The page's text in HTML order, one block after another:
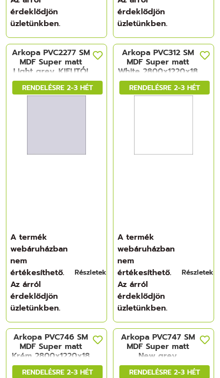
érdeklődjön
üzletünkben.
érdeklődjön
üzletünkben.
RENDELÉSRE 2-3 HÉT
Arkopa PVC2277 SM
MDF Super matt
Light grey_KIFUTÓ!
2800x1220x18 mm
A termék
webáruházban
nem
értékesíthető.
Az árról
érdeklődjön
üzletünkben.
Részletek
RENDELÉSRE 2-3 HÉT
Arkopa PVC312 SM
MDF Super matt
White 2800x1220x18
mm
A termék
webáruházban
nem
értékesíthető.
Az árról
érdeklődjön
üzletünkben.
Részletek
RENDELÉSRE 2-3 HÉT
Arkopa PVC746 SM
MDF Super matt
Krém 2800x1220x18
mm
RENDELÉSRE 2-3 HÉT
Arkopa PVC747 SM
MDF Super matt
New grey
2800x1220x18 mm